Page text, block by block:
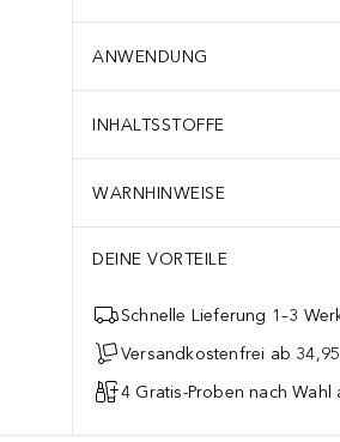
ANWENDUNG
INHALTSSTOFFE
WARNHINWEISE
DEINE VORTEILE
Schnelle Lieferung 1–3
Versandkostenfrei ab
4 Gratis-Proben nach Wahl